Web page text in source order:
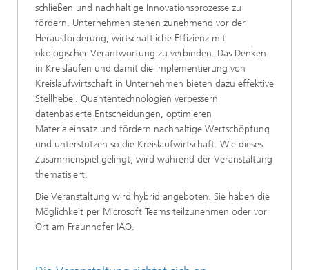
schließen und nachhaltige Innovationsprozesse zu
fördern. Unternehmen stehen zunehmend vor der
Herausforderung, wirtschaftliche Effizienz mit
ökologischer Verantwortung zu verbinden. Das Denken
in Kreisläufen und damit die Implementierung von
Kreislaufwirtschaft in Unternehmen bieten dazu effektive
Stellhebel. Quantentechnologien verbessern
datenbasierte Entscheidungen, optimieren
Materialeinsatz und fördern nachhaltige Wertschöpfung
und unterstützen so die Kreislaufwirtschaft. Wie dieses
Zusammenspiel gelingt, wird während der Veranstaltung
thematisiert.
​Die Veranstaltung wird hybrid angeboten. Sie haben die
Möglichkeit per Microsoft Teams teilzunehmen oder vor
Ort am Fraunhofer IAO.​​​